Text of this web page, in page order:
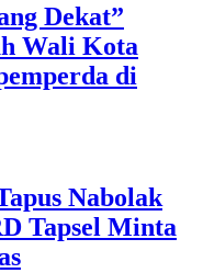
Dekat”
Wali Kota
di
Nabolak
Tapsel Minta